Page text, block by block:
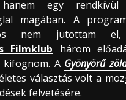
hanem egy rendkívül
magában. A
nem jutottam
Filmklub három
A Gyönyörű
választás volt a
felvetésére.